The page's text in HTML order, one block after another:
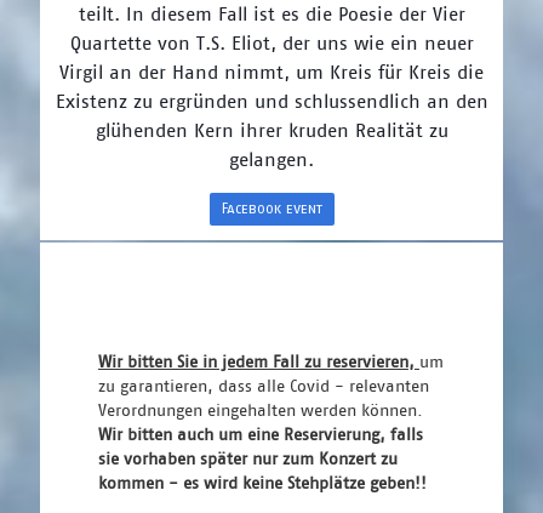
teilt. In diesem Fall ist es die Poesie der Vier
Quartette von T.S. Eliot, der uns wie ein neuer
Virgil an der Hand nimmt, um Kreis für Kreis die
Existenz zu ergründen und schlussendlich an den
glühenden Kern ihrer kruden Realität zu
gelangen.
Facebook event
Wir bitten Sie in jedem Fall zu reservieren, um
zu garantieren, dass alle Covid - relevanten
Verordnungen eingehalten werden können.
Wir bitten auch um eine Reservierung, falls
sie vorhaben später nur zum Konzert zu
kommen - es wird keine Stehplätze geben!!